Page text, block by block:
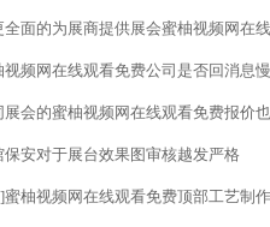
全面的为展商提供展会蜜柚视频网在
频网在线观看免费公司是否回消息慢
会的蜜柚视频网在线观看免费报价也不
保安对于展台效果图审核越发严格
蜜柚视频网在线观看免费顶部工艺制